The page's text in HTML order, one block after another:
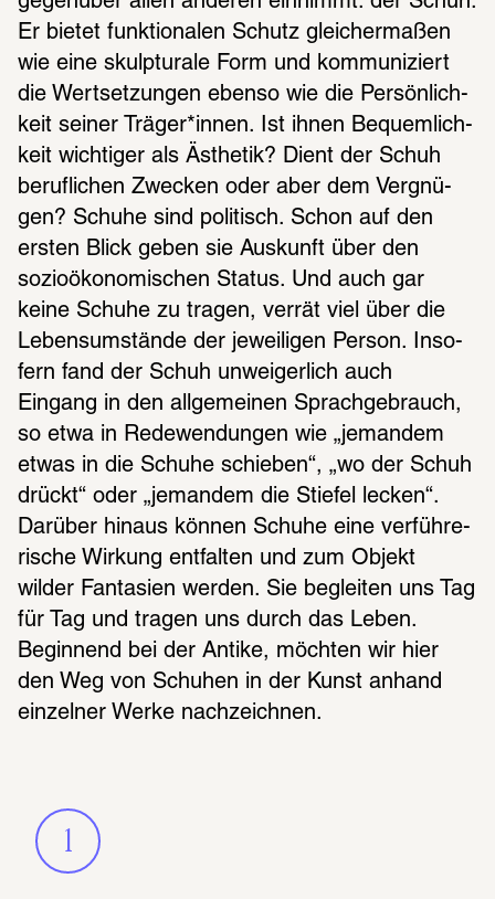
Er bietet funk­tio­na­len Schutz glei­cher­ma­ßen
wie eine skulp­tu­rale Form und kommu­ni­ziert
die Wert­set­zun­gen ebenso wie die Persön­lich­
keit seiner Träger*innen. Ist ihnen Bequem­lich­
keit wich­ti­ger als Ästhe­tik? Dient der Schuh
beruf­li­chen Zwecken oder aber dem Vergnü­
gen? Schuhe sind poli­tisch. Schon auf den
ersten Blick geben sie Auskunft über den
sozio­öko­no­mi­schen Status. Und auch gar
keine Schuhe zu tragen, verrät viel über die
Lebens­um­stände der jewei­li­gen Person. Inso­
fern fand der Schuh unwei­ger­lich auch
Eingang in den allge­mei­nen Sprach­ge­brauch,
so etwa in Rede­wen­dun­gen wie „jeman­dem
etwas in die Schuhe schie­ben“, „wo der Schuh
drückt“ oder „jeman­dem die Stie­fel lecken“.
Darüber hinaus können Schuhe eine verfüh­re­
ri­sche Wirkung entfal­ten und zum Objekt
wilder Fanta­sien werden. Sie beglei­ten uns Tag
für Tag und tragen uns durch das Leben.
Begin­nend bei der Antike, möch­ten wir hier
den Weg von Schu­hen in der Kunst anhand
einzel­ner Werke nach­zeich­nen.
1